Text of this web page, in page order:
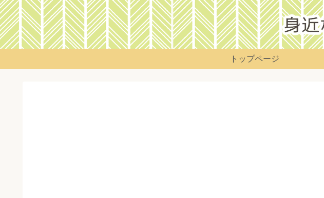
トップページ